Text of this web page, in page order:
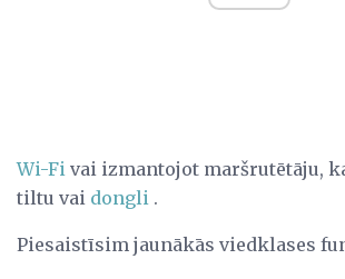
Wi-Fi vai izmantojot maršrutētāju,
tiltu vai dongli .
Piesaistīsim jaunākās viedklases